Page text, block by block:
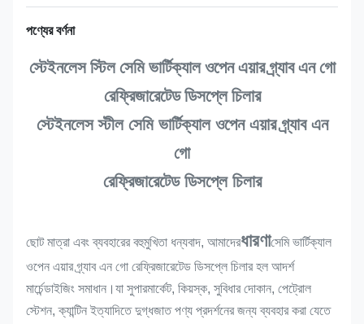
পণ্যের বর্ণনা
স্টেইনলেস স্টিল সেমি ভার্টিক্যাল ওপেন এয়ার গ্র্যাব এন গো
রেফ্রিজারেটেড ডিসপ্লে চিলার
স্টেইনলেস স্টীল সেমি ভার্টিক্যাল ওপেন এয়ার গ্র্যাব এন
গো
রেফ্রিজারেটেড ডিসপ্লে চিলার
ছোট মাত্রা এবং ব্যবহারের বহুমুখিতা ধন্যবাদ, আমাদেরধারণাসেমি ভার্টিক্যাল
ওপেন এয়ার গ্র্যাব এন গো রেফ্রিজারেটেড ডিসপ্লে চিলার হল আদর্শ
মার্চেন্ডাইজিং সমাধান।যা সুপারমার্কেট, কিয়স্ক, সুবিধার দোকান, পেট্রোল
স্টেশন, ক্যান্টিন ইত্যাদিতে দুগ্ধজাত পণ্য প্রদর্শনের জন্য ব্যবহার করা যেতে